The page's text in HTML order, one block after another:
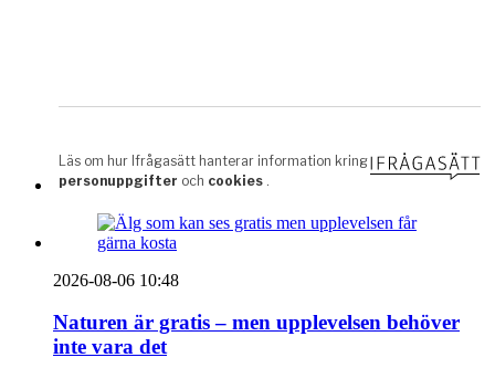
2026-08-06 10:48
Naturen är gratis – men upplevelsen behöver
inte vara det